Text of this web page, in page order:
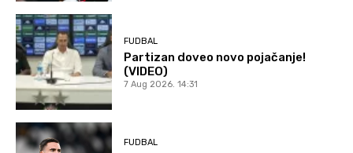
FUDBAL
Partizan doveo novo pojačanje!
(VIDEO)
7 Aug 2026. 14:31
FUDBAL